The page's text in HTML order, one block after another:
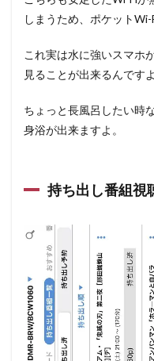
しまうため、ポケットWi-
これ実は水に強いスマホ
見ることが出来るんですよ
ちょっと長風呂したい時
身浴が出来ますよ。
持ち出し番組視